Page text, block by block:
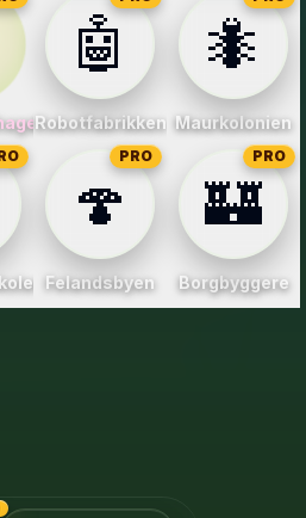
🤖
Robotfabrikken
🐜
Maurkolonien
🍄
PRO
Felandsbyen
🏰
PRO
Borgbyggere